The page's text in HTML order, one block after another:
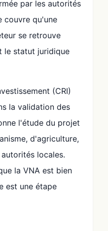
par les autorités
couvre qu'une
se retrouve
le statut juridique
(CRI)
la validation des
l'étude du projet
d'agriculture,
locales.
la VNA est bien
est une étape